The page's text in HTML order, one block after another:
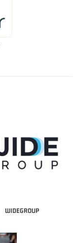
WIDEGROUP